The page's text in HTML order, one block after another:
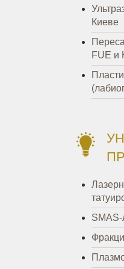
Киеве
FUE и